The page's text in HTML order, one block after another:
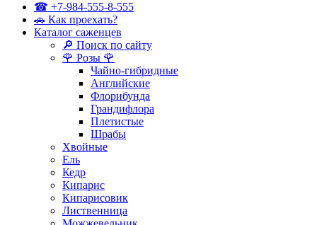
☎ +7-984-555-8-555
🚗 Как проехать?
Каталог саженцев
🔎 Поиск по сайту
🌹 Розы 🌹
Чайно-гибридные
Английские
Флорибунда
Грандифлора
Плетистые
Шрабы
Хвойные
Ель
Кедр
Кипарис
Кипарисовик
Лиственница